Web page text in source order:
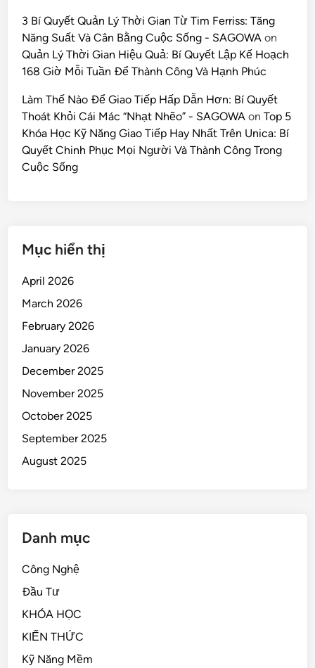
3 Bí Quyết Quản Lý Thời Gian Từ Tim Ferriss: Tăng
Năng Suất Và Cân Bằng Cuộc Sống - SAGOWA on
Quản Lý Thời Gian Hiệu Quả: Bí Quyết Lập Kế Hoạch
168 Giờ Mỗi Tuần Để Thành Công Và Hạnh Phúc
Làm Thế Nào Để Giao Tiếp Hấp Dẫn Hơn: Bí Quyết
Thoát Khỏi Cái Mác “Nhạt Nhẽo” - SAGOWA onTop 5
Khóa Học Kỹ Năng Giao Tiếp Hay Nhất Trên Unica: Bí
Quyết Chinh Phục Mọi Người Và Thành Công Trong
Cuộc Sống
Mục hiển thị
April 2026
March 2026
February 2026
January 2026
December 2025
November 2025
October 2025
September 2025
August 2025
Danh mục
Công Nghệ
Đầu Tư
KHÓA HỌC
KIẾN THỨC
Kỹ Năng Mềm